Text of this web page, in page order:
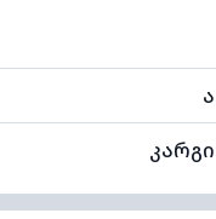
ა
კარგი
39% (ოდნავ მშრალი)